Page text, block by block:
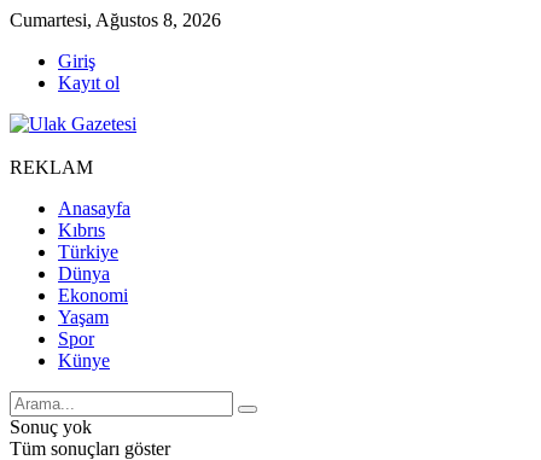
Cumartesi, Ağustos 8, 2026
Giriş
Kayıt ol
REKLAM
Anasayfa
Kıbrıs
Türkiye
Dünya
Ekonomi
Yaşam
Spor
Künye
Sonuç yok
Tüm sonuçları göster